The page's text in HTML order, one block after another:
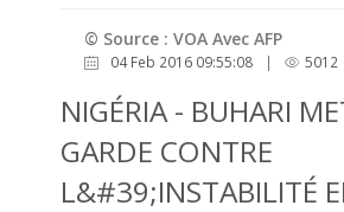
© Source : VOA Avec AFP
04 Feb 2016 09:55:08 | 5012
NIGÉRIA - BUHARI
GARDE CONTRE
L&#39;INSTABILITÉ